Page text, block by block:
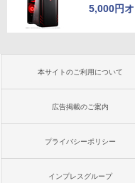
5,000円
本サイトのご利用について
広告掲載のご案内
プライバシーポリシー
インプレスグループ